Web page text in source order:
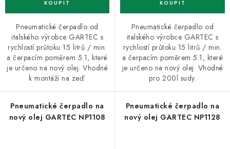
Pneumatické čerpadlo od
italského výrobce GARTEC s
rychlostí průtoku 15 litrů / min.
a čerpacím poměrem 5:1, které
je určeno na nový olej. Vhodné
k montáži na zeď.
Pneumatické čerpadlo od
italského výrobce GARTEC s
rychlostí průtoku 15 litrů / min.
a čerpacím poměrem 5:1, které
je určeno na nový olej. Vhodné
pro 200l sudy.
Pneumatické čerpadlo na
nový olej GARTEC NP1108
Pneumatické čerpadlo na
nový olej GARTEC NP1128